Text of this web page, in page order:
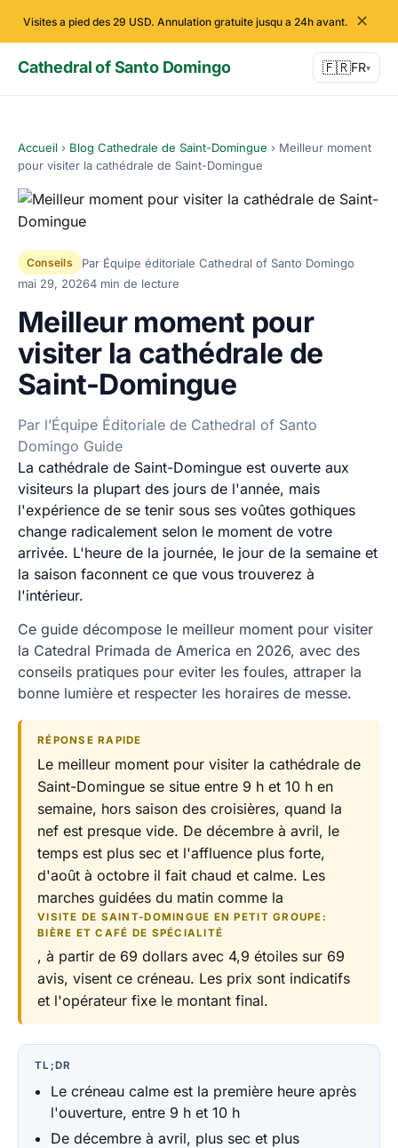
Visites a pied des 29 USD. Annulation gratuite jusqu a 24h avant. ✕
Cathedral of Santo Domingo 🇫🇷FR▾
Accueil › Blog Cathedrale de Saint-Domingue › Meilleur moment
pour visiter la cathédrale de Saint-Domingue
Conseils
Par Équipe éditoriale Cathedral of Santo Domingo
mai 29, 20264 min de lecture
Meilleur moment pour
visiter la cathédrale de
Saint-Domingue
Par l’Équipe Éditoriale de Cathedral of Santo
Domingo Guide
La cathédrale de Saint-Domingue est ouverte aux
visiteurs la plupart des jours de l'année, mais
l'expérience de se tenir sous ses voûtes gothiques
change radicalement selon le moment de votre
arrivée. L'heure de la journée, le jour de la semaine et
la saison faconnent ce que vous trouverez à
l'intérieur.
Ce guide décompose le meilleur moment pour visiter
la Catedral Primada de America en 2026, avec des
conseils pratiques pour eviter les foules, attraper la
bonne lumière et respecter les horaires de messe.
RÉPONSE RAPIDE
Le meilleur moment pour visiter la cathédrale de
Saint-Domingue se situe entre 9 h et 10 h en
semaine, hors saison des croisières, quand la
nef est presque vide. De décembre à avril, le
temps est plus sec et l'affluence plus forte,
d'août à octobre il fait chaud et calme. Les
marches guidées du matin comme la
VISITE DE SAINT-DOMINGUE EN PETIT GROUPE:
BIÈRE ET CAFÉ DE SPÉCIALITÉ
, à partir de 69 dollars avec 4,9 étoiles sur 69
avis, visent ce créneau. Les prix sont indicatifs
et l'opérateur fixe le montant final.
TL;DR
Le créneau calme est la première heure après
l'ouverture, entre 9 h et 10 h
De décembre à avril, plus sec et plus